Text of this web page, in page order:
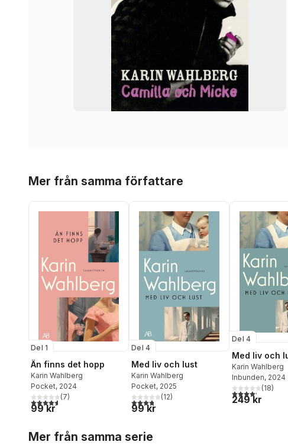
Mer från samma författare
Del 1
Än finns det hopp
Karin Wahlberg
Pocket, 2024
4,6utav 5 stjärnor. Totalt antal röster:
(7)
99 kr
Del 4
Med liv och lust
Karin Wahlberg
Pocket, 2025
3,8utav 5 stjärnor. Totalt antal röster:
(12)
99 kr
Del 4
Med liv och
Karin Wahlberg
Inbunden, 2024
4,2utav 5(18)
249 kr
Mer från samma serie